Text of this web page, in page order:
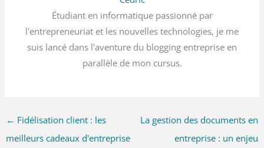
Étudiant en informatique passionné par
l'entrepreneuriat et les nouvelles technologies, je me
suis lancé dans l'aventure du blogging entreprise en
parallèle de mon cursus.
← Fidélisation client : les
meilleurs cadeaux d'entreprise
La gestion des documents en
entreprise : un enjeu